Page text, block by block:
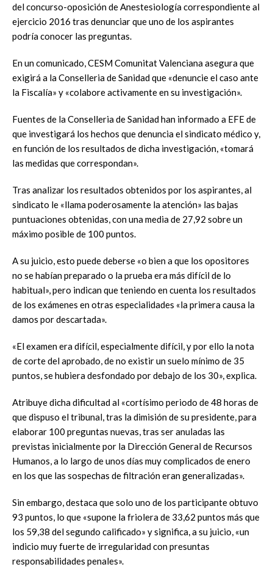
del concurso-oposición de Anestesiología correspondiente al
ejercicio 2016 tras denunciar que uno de los aspirantes
podría conocer las preguntas.
En un comunicado, CESM Comunitat Valenciana asegura que
exigirá a la Conselleria de Sanidad que «denuncie el caso ante
la Fiscalía» y «colabore activamente en su investigación».
Fuentes de la Conselleria de Sanidad han informado a EFE de
que investigará los hechos que denuncia el sindicato médico y,
en función de los resultados de dicha investigación, «tomará
las medidas que correspondan».
Tras analizar los resultados obtenidos por los aspirantes, al
sindicato le «llama poderosamente la atención» las bajas
puntuaciones obtenidas, con una media de 27,92 sobre un
máximo posible de 100 puntos.
A su juicio, esto puede deberse «o bien a que los opositores
no se habían preparado o la prueba era más difícil de lo
habitual», pero indican que teniendo en cuenta los resultados
de los exámenes en otras especialidades «la primera causa la
damos por descartada».
«El examen era difícil, especialmente difícil, y por ello la nota
de corte del aprobado, de no existir un suelo mínimo de 35
puntos, se hubiera desfondado por debajo de los 30», explica.
Atribuye dicha dificultad al «cortísimo periodo de 48 horas de
que dispuso el tribunal, tras la dimisión de su presidente, para
elaborar 100 preguntas nuevas, tras ser anuladas las
previstas inicialmente por la Dirección General de Recursos
Humanos, a lo largo de unos días muy complicados de enero
en los que las sospechas de filtración eran generalizadas».
Sin embargo, destaca que solo uno de los participante obtuvo
93 puntos, lo que «supone la friolera de 33,62 puntos más que
los 59,38 del segundo calificado» y significa, a su juicio, «un
indicio muy fuerte de irregularidad con presuntas
responsabilidades penales».